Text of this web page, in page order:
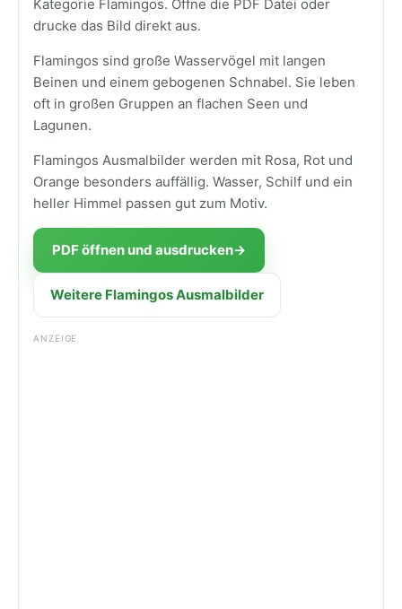
Kategorie Flamingos. Öffne die PDF Datei oder
drucke das Bild direkt aus.
Flamingos sind große Wasservögel mit langen
Beinen und einem gebogenen Schnabel. Sie leben
oft in großen Gruppen an flachen Seen und
Lagunen.
Flamingos Ausmalbilder werden mit Rosa, Rot und
Orange besonders auffällig. Wasser, Schilf und ein
heller Himmel passen gut zum Motiv.
PDF öffnen und ausdrucken→
Weitere Flamingos Ausmalbilder
ANZEIGE